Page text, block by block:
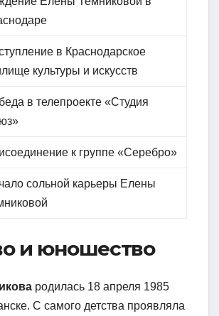
в Краснодарское
культуры и искусств
в телепроекте «Студия
к группе «Серебро»
сольной карьеры Елены
и юношество
родилась 18 апреля 1985
С самого детства проявляла